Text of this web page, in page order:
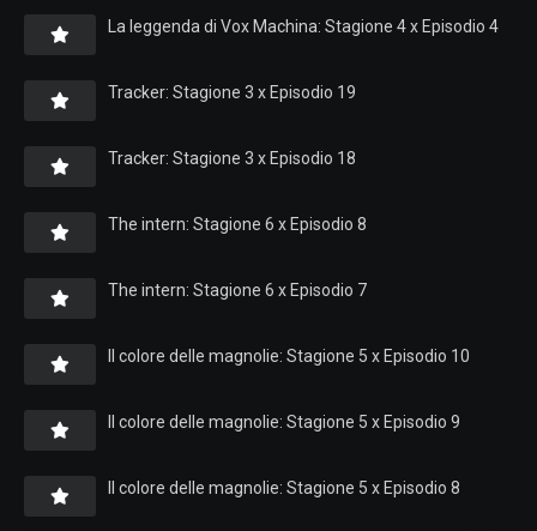
La leggenda di Vox Machina: Stagione 4 x Episodio 4
Tracker: Stagione 3 x Episodio 19
Tracker: Stagione 3 x Episodio 18
The intern: Stagione 6 x Episodio 8
The intern: Stagione 6 x Episodio 7
Il colore delle magnolie: Stagione 5 x Episodio 10
Il colore delle magnolie: Stagione 5 x Episodio 9
Il colore delle magnolie: Stagione 5 x Episodio 8